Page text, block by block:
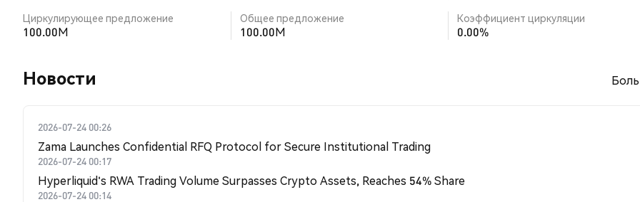
Циркулирующее предложение
100.00M
Общее предложение
100.00M
Коэффициент циркуляции
0.00%
Новости
2026-07-24 00:26
Zama Launches Confidential RFQ Protocol for Secure Institutional Trading
2026-07-24 00:17
Hyperliquid's RWA Trading Volume Surpasses Crypto Assets, Reaches 54% Share
2026-07-24 00:14